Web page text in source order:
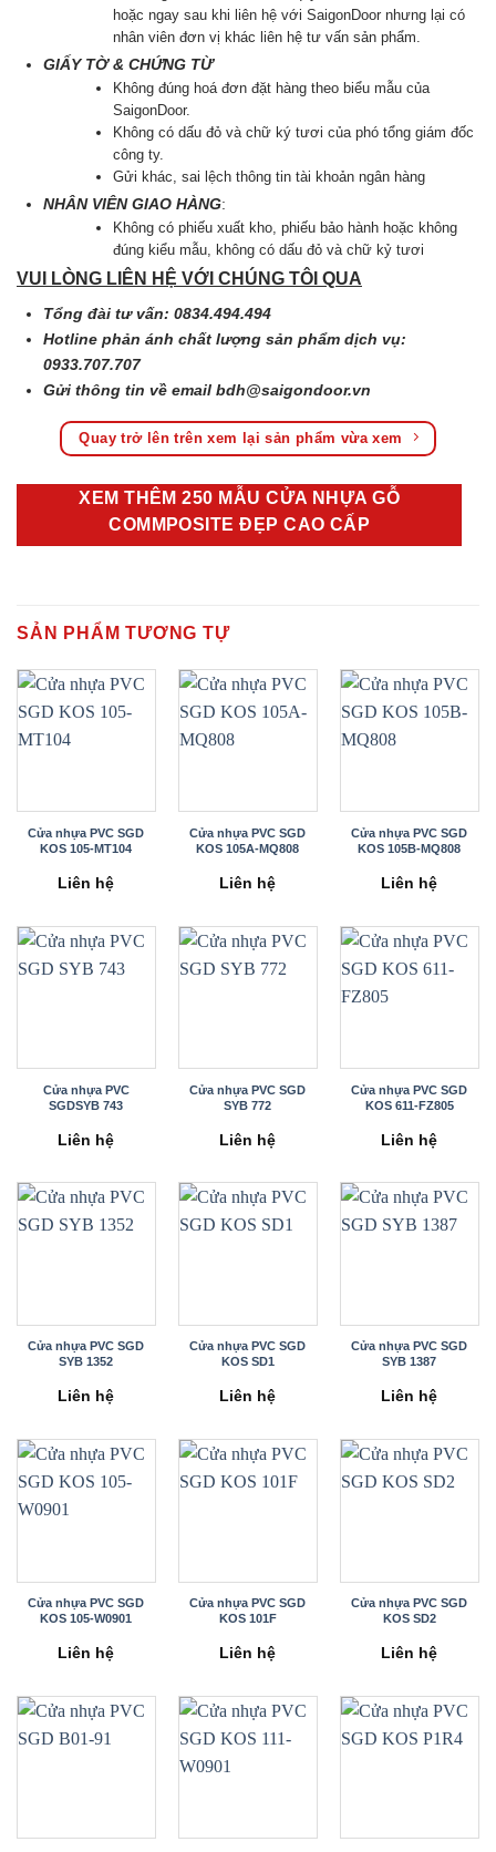
hoặc ngay sau khi liên hệ với SaigonDoor nhưng lại có
nhân viên đơn vị khác liên hệ tư vấn sản phẩm.
GIẤY TỜ & CHỨNG TỪ
Không đúng hoá đơn đặt hàng theo biểu mẫu của
SaigonDoor.
Không có dấu đỏ và chữ ký tươi của phó tổng giám đốc
công ty.
Gửi khác, sai lệch thông tin tài khoản ngân hàng
NHÂN VIÊN GIAO HÀNG:
Không có phiếu xuất kho, phiếu bảo hành hoặc không
đúng kiểu mẫu, không có dấu đỏ và chữ kỷ tươi
VUI LÒNG LIÊN HỆ VỚI CHÚNG TÔI QUA
Tổng đài tư vấn: 0834.494.494
Hotline phản ánh chất lượng sản phẩm dịch vụ:
0933.707.707
Gửi thông tin về emailbdh@saigondoor.vn
Quay trở lên trên xem lại sản phẩm vừa xem
XEM THÊM 250 MẪU CỬA NHỰA GỖ
COMMPOSITE ĐẸP CAO CẤP
SẢN PHẨM TƯƠNG TỰ
Cửa nhựa PVC SGD
KOS 105-MT104
Liên hệ
Cửa nhựa PVC SGD
KOS 105A-MQ808
Liên hệ
Cửa nhựa PVC SGD
KOS 105B-MQ808
Liên hệ
Cửa nhựa PVC
SGDSYB 743
Liên hệ
Cửa nhựa PVC SGD
SYB 772
Liên hệ
Cửa nhựa PVC SGD
KOS 611-FZ805
Liên hệ
Cửa nhựa PVC SGD
SYB 1352
Liên hệ
Cửa nhựa PVC SGD
KOS SD1
Liên hệ
Cửa nhựa PVC SGD
SYB 1387
Liên hệ
Cửa nhựa PVC SGD
KOS 105-W0901
Liên hệ
Cửa nhựa PVC SGD
KOS 101F
Liên hệ
Cửa nhựa PVC SGD
KOS SD2
Liên hệ